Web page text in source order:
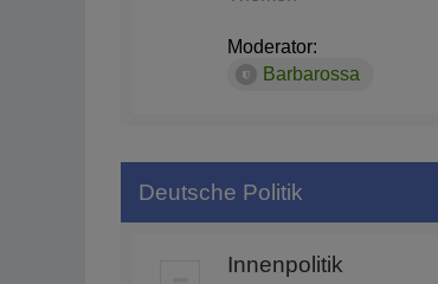
Moderator:
Barbarossa
Deutsche Politik
Innenpolitik